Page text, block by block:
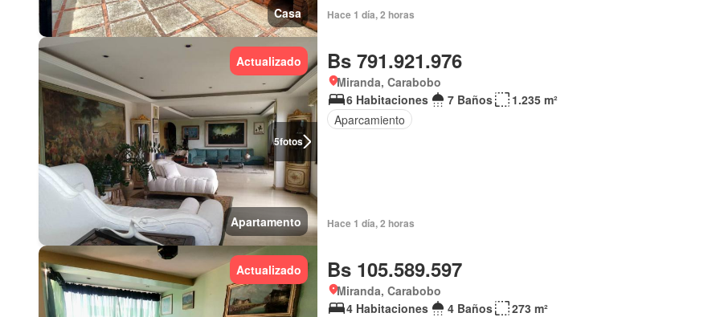
Casa Hace 1 día, 2 horas
5fotos
Actualizado
Apartamento
Bs 791.921.976
Miranda, Carabobo
6 Habitaciones
7 Baños
1.235 m²
Aparcamiento
Hace 1 día, 2 horas
Actualizado Bs 105.589.597
Miranda, Carabobo
4 Habitaciones
4 Baños
273 m²